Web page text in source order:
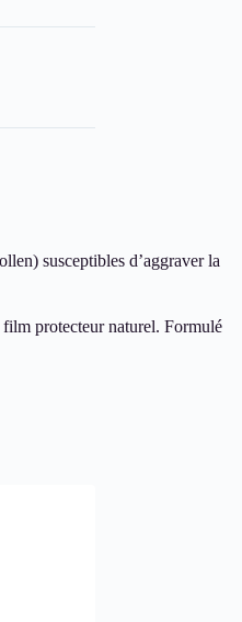
susceptibles d’aggraver la
protecteur naturel. Formulé